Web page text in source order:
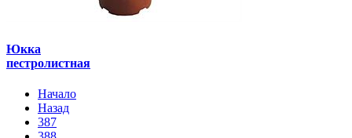
Юкка
пестролистная
Начало
Назад
387